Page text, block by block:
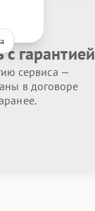
с гарантией
сервиса —
в договоре